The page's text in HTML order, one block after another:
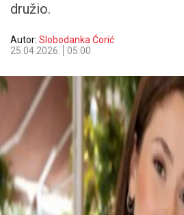
družio.
Autor: Slobodanka Ćorić
25.04.2026.
05:00